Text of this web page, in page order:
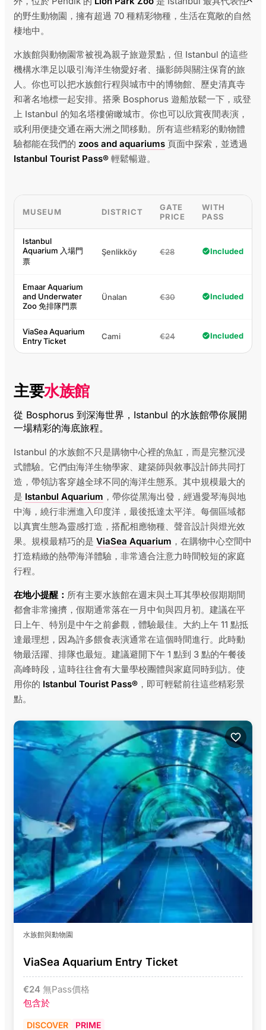
的野生動物園，擁有超過 70 種精彩物種，生活在寬敞的自然
棲地中。
水族館與動物園常被視為親子旅遊景點，但 Istanbul 的這些
機構水準足以吸引海洋生物愛好者、攝影師與關注保育的旅
人。你也可以把水族館行程與城市中的博物館、歷史清真寺
和著名地標一起安排。搭乘 Bosphorus 遊船放鬆一下，或登
上 Istanbul 的知名塔樓俯瞰城市。你也可以欣賞夜間表演，
或利用便捷交通在兩大洲之間移動。所有這些精彩的動物體
驗都能在我們的 zoos and aquariums 頁面中探索，並透過
Istanbul Tourist Pass® 輕鬆暢遊。
MUSEUM DISTRICT
GATE
PRICE
WITH
PASS
Istanbul
Aquarium 入場門
票
Şenlikköy €28 Included
Emaar Aquarium
and Underwater
Zoo 免排隊門票
Ünalan €30 Included
ViaSea Aquarium
Entry Ticket
Cami €24 Included
主要水族館
從 Bosphorus 到深海世界，Istanbul 的水族館帶你展開
一場精彩的海底旅程。
Istanbul 的水族館不只是購物中心裡的魚缸，而是完整沉浸
式體驗。它們由海洋生物學家、建築師與敘事設計師共同打
造，帶領訪客穿越全球不同的海洋生態系。其中規模最大的
是 Istanbul Aquarium ，帶你從黑海出發，經過愛琴海與地
中海，繞行非洲進入印度洋，最後抵達太平洋。每個區域都
以真實生態為靈感打造，搭配相應物種、聲音設計與燈光效
果。規模最精巧的是 ViaSea Aquarium ，在購物中心空間中
打造精緻的熱帶海洋體驗，非常適合注意力時間較短的家庭
行程。
在地小提醒： 所有主要水族館在週末與土耳其學校假期期間
都會非常擁擠，假期通常落在一月中旬與四月初。建議在平
日上午、特別是中午之前參觀，體驗最佳。大約上午 11 點抵
達最理想，因為許多餵食表演通常在這個時間進行。此時動
物最活躍、排隊也最短。建議避開下午 1 點到 3 點的午餐後
高峰時段，這時往往會有大量學校團體與家庭同時到訪。使
用你的 Istanbul Tourist Pass® ，即可輕鬆前往這些精彩景
點。
水族館與動物園
ViaSea Aquarium Entry Ticket
€24 無Pass價格
包含於
DISCOVER PRIME